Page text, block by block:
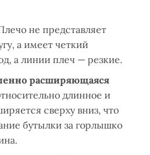
не представляет
а имеет четкий
а линии плеч — резкие.
расширяющаяся
длинное и
сверху вниз, что
бутылки за горлышко